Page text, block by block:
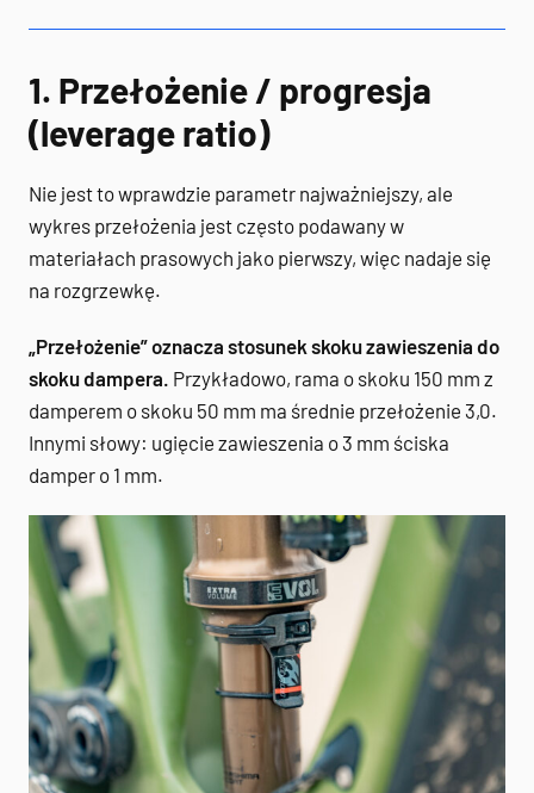
1. Przełożenie / progresja
(leverage ratio)
Nie jest to wprawdzie parametr najważniejszy, ale
wykres przełożenia jest często podawany w
materiałach prasowych jako pierwszy, więc nadaje się
na rozgrzewkę.
„Przełożenie” oznacza stosunek skoku zawieszenia do
skoku dampera. Przykładowo, rama o skoku 150 mm z
damperem o skoku 50 mm ma średnie przełożenie 3,0.
Innymi słowy: ugięcie zawieszenia o 3 mm ściska
damper o 1 mm.